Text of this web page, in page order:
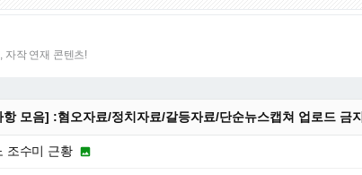
자작 연재 콘텐츠!
모음] :혐오자료/정치자료/갈등자료/단순뉴스캡쳐 업로드 금지
조수미 근황 